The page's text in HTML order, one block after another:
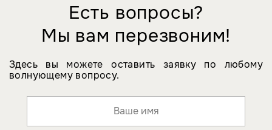
Есть вопросы?
Мы вам перезвоним!
Здесь вы можете оставить заявку по любому
волнующему вопросу.